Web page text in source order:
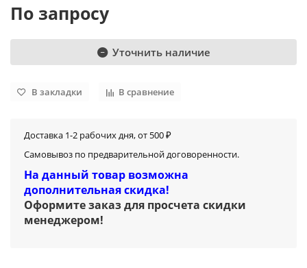
По запросу
Уточнить наличие
В закладки В сравнение
Доставка 1-2 рабочих дня, от 500 ₽
Самовывоз по предварительной договоренности.
На данный товар возможна
дополнительная скидка!
Оформите заказ для просчета скидки
менеджером!